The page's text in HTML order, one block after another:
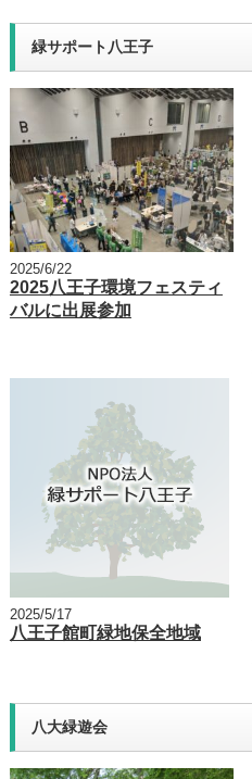
緑サポート八王子
2025/6/22
2025八王子環境フェスティ
バルに出展参加
2025/5/17
八王子館町緑地保全地域
八大緑遊会